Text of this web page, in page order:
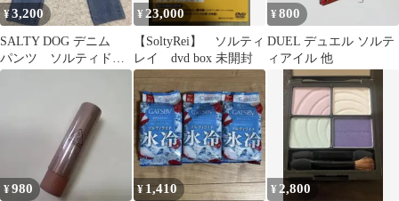
¥3,200
SALTY DOG デニム
パンツ ソルティドッ
グ ストレート ジー
¥ 23,000
【SoltyRei】 ソルティ
レイ dvd box 未開封
¥800
DUEL デュエル ソルテ
ィアイル 他
¥980 ¥1,410 ¥ 2,800